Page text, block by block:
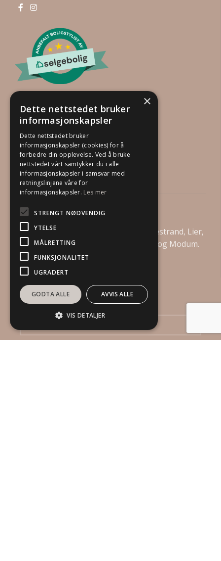
Din Boligstylist AS
Vi tilbyr boligstyling i Drammen, Holmestrand, Lier,
Asker, Bærum, Kongsberg, Øvre Eiker og Modum.
Send oss en henvendelse
×
Dette nettstedet bruker
informasjonskapsler
Dette nettstedet bruker
informasjonskapsler (cookies) for å
forbedre din opplevelse. Ved å bruke
nettstedet vårt samtykker du i alle
informasjonskapsler i samsvar med
retningslinjene våre for
informasjonskapsler. Les mer
STRENGT NØDVENDIG
YTELSE
MÅLRETTING
FUNKSJONALITET
UGRADERT
GODTA ALLE AVVIS ALLE
VIS DETALJER